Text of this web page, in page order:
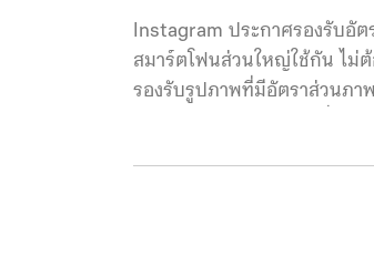
Instagram ประกาศรองรับอั
สมาร์ตโฟนส่วนใหญ่ใช้กัน ไม่
รองรับรูปภาพที่มีอัตราส่วนภา